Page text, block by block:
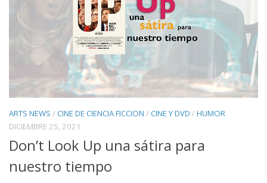
ARTS NEWS /CINE DE CIENCIA FICCION /CINE Y DVD /HUMOR
DICIEMBRE 25, 2021
Don’t Look Up una sátira para
nuestro tiempo